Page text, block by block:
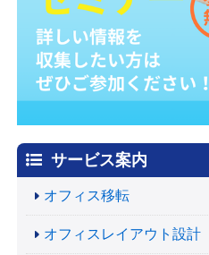
サービス案内
オフィス移転
オフィスレイアウト設計